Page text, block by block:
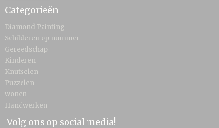
Categorieën
Diamond Painting
Schilderen op nummer
Gereedschap
Kinderen
Knutselen
Puzzelen
wonen
Handwerken
Volg ons op social media!